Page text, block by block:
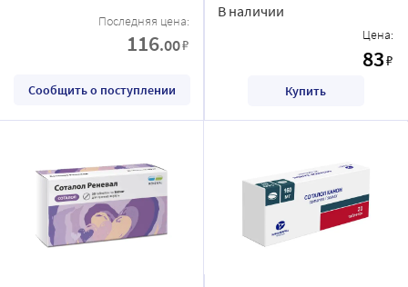
Последняя цена:
116.00₽
Сообщить о поступлении
В наличии
Цена:
83₽
Купить